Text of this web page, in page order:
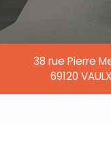
38 rue Pierre
69120